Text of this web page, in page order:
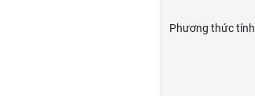
Phương thức tính